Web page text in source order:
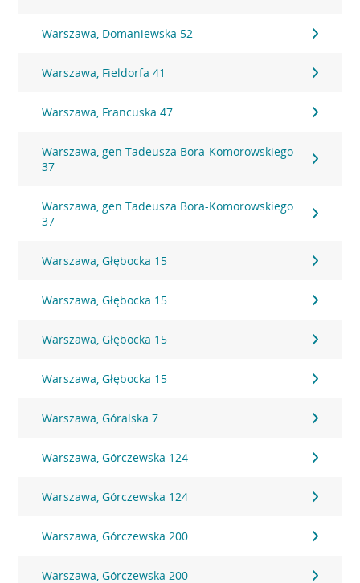
Warszawa, Domaniewska 52
Warszawa, Fieldorfa 41
Warszawa, Francuska 47
Warszawa, gen Tadeusza Bora-Komorowskiego
37
Warszawa, gen Tadeusza Bora-Komorowskiego
37
Warszawa, Głębocka 15
Warszawa, Głębocka 15
Warszawa, Głębocka 15
Warszawa, Głębocka 15
Warszawa, Góralska 7
Warszawa, Górczewska 124
Warszawa, Górczewska 124
Warszawa, Górczewska 200
Warszawa, Górczewska 200